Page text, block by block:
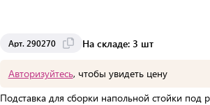
Арт. 290270 На складе: 3 шт
Авторизуйтесь, чтобы увидеть цену
Подставка для сборки напольной стойки под